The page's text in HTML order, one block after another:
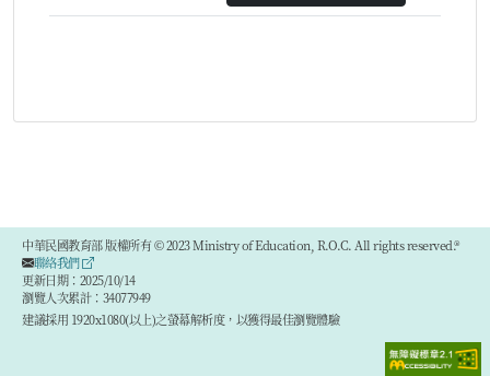
中華民國教育部 版權所有 © 2023 Ministry of Education, R.O.C. All rights reserved.®
聯絡我們
更新日期：2025/10/14
瀏覽人次累計：34077949
建議採用 1920x1080(以上)之螢幕解析度，以獲得最佳瀏覽體驗